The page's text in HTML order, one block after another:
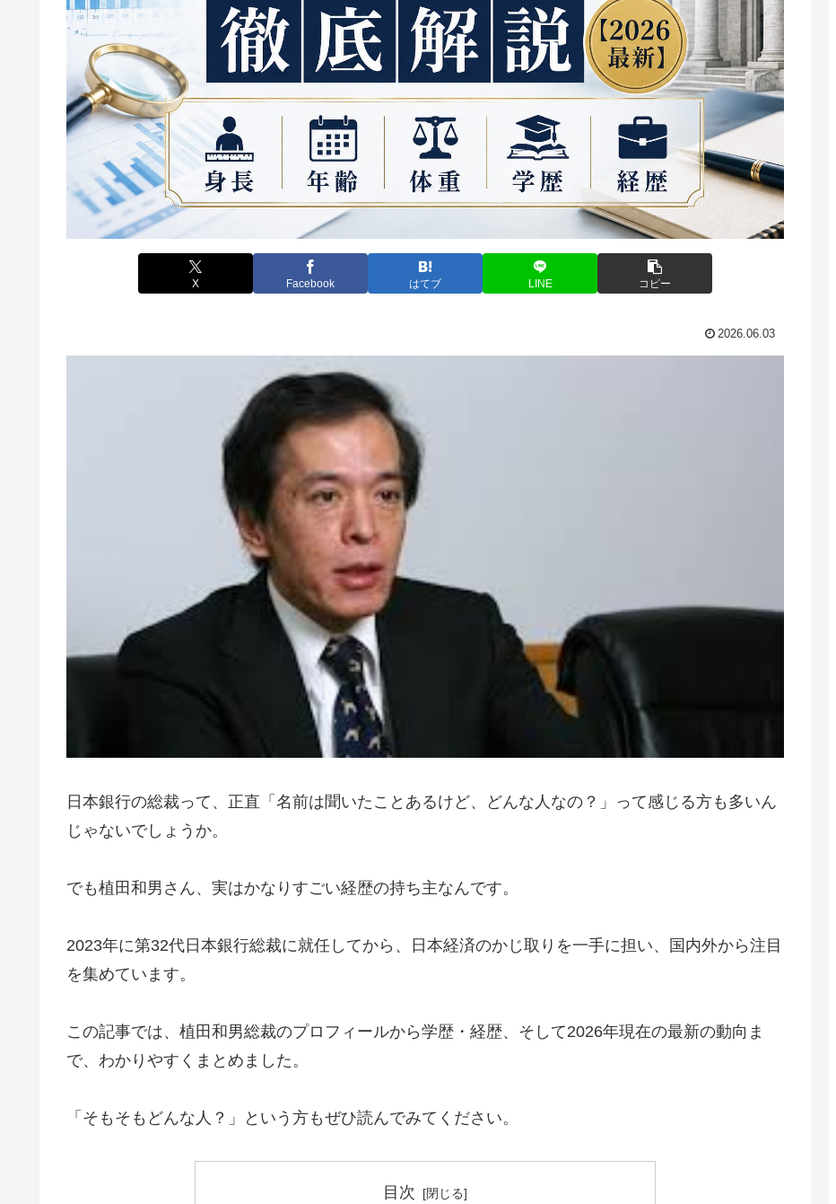
X Facebook はてブ LINE コピー
2026.06.03
日本銀行の総裁って、正直「名前は聞いたことあるけど、どんな人なの？」って感じる方も多いん
じゃないでしょうか。
でも植田和男さん、実はかなりすごい経歴の持ち主なんです。
2023年に第32代日本銀行総裁に就任してから、日本経済のかじ取りを一手に担い、国内外から注目
を集めています。
この記事では、植田和男総裁のプロフィールから学歴・経歴、そして2026年現在の最新の動向ま
で、わかりやすくまとめました。
「そもそもどんな人？」という方もぜひ読んでみてください。
目次